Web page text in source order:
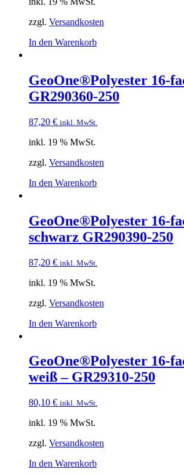
zzgl. Versandkosten
In den Warenkorb
GeoOne®Polyester 16-
GR290360-250
87,20 € inkl. MwSt.
inkl. 19 % MwSt.
zzgl. Versandkosten
In den Warenkorb
GeoOne®Polyester 16-
schwarz GR290390-250
87,20 € inkl. MwSt.
inkl. 19 % MwSt.
zzgl. Versandkosten
In den Warenkorb
GeoOne®Polyester 16-
weiß – GR29310-250
80,10 € inkl. MwSt.
inkl. 19 % MwSt.
zzgl. Versandkosten
In den Warenkorb